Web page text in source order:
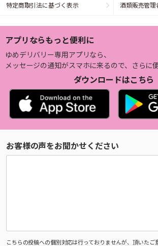
特定商取引法に基づく表示 酒類販売管理
アプリならもっと便利に
ゆめデリバリー専用アプリなら、
メッセージの通知がスマホに来るので、さらに便
ダウンロードはこちら
お客様の声をお聞かせください
こちらの投稿への個別対応は行っておりませんが、頂いたご